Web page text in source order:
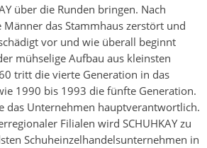
über die Runden bringen. Nach
Männer das Stammhaus zerstört und
vor und wie überall beginnt
mühselige Aufbau aus kleinsten
tritt die vierte Generation in das
1990 bis 1993 die fünfte Generation.
das Unternehmen hauptverantwortlich.
Filialen wird SCHUHKAY zu
Schuheinzelhandelsunternehmen in